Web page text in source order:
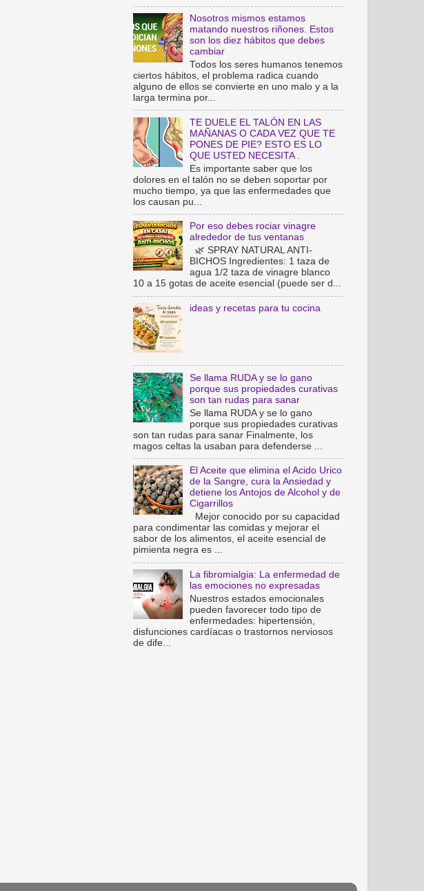
Nosotros mismos estamos
matando nuestros riñones. Estos
son los diez hábitos que debes
cambiar
Todos los seres humanos tenemos
ciertos hábitos, el problema radica cuando
alguno de ellos se convierte en uno malo y a la
larga termina por...
TE DUELE EL TALÓN EN LAS
MAÑANAS O CADA VEZ QUE TE
PONES DE PIE? ESTO ES LO
QUE USTED NECESITA .
Es importante saber que los
dolores en el talón no se deben soportar por
mucho tiempo, ya que las enfermedades que
los causan pu...
Por eso debes rociar vinagre
alrededor de tus ventanas
🌿 SPRAY NATURAL ANTI-
BICHOS Ingredientes: 1 taza de
agua 1/2 taza de vinagre blanco
10 a 15 gotas de aceite esencial (puede ser d...
ideas y recetas para tu cocina
Se llama RUDA y se lo gano
porque sus propiedades curativas
son tan rudas para sanar
Se llama RUDA y se lo gano
porque sus propiedades curativas
son tan rudas para sanar Finalmente, los
magos celtas la usaban para defenderse ...
El Aceite que elimina el Acido Urico
de la Sangre, cura la Ansiedad y
detiene los Antojos de Alcohol y de
Cigarrillos
Mejor conocido por su capacidad
para condimentar las comidas y mejorar el
sabor de los alimentos, el aceite esencial de
pimienta negra es ...
La fibromialgia: La enfermedad de
las emociones no expresadas
Nuestros estados emocionales
pueden favorecer todo tipo de
enfermedades: hipertensión,
disfunciones cardíacas o trastornos nerviosos
de dife...